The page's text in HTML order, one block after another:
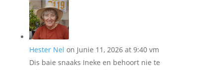
Hester Nel on Junie 11, 2026 at 9:40 vm
Dis baie snaaks Ineke en behoort nie te